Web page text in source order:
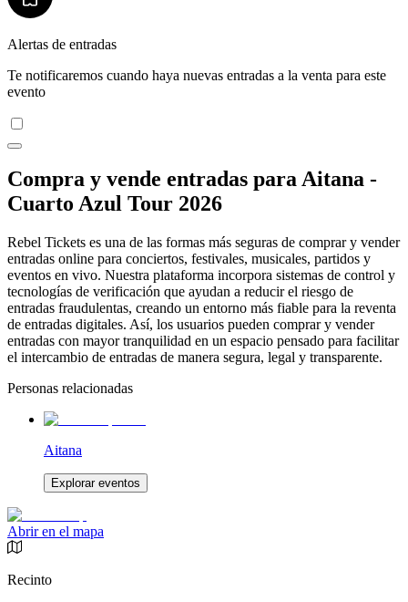
Alertas de entradas
Te notificaremos cuando haya nuevas entradas a la venta para este
evento
Compra y vende entradas para Aitana -
Cuarto Azul Tour 2026
Rebel Tickets es una de las formas más seguras de comprar y vender
entradas online para conciertos, festivales, musicales, partidos y
eventos en vivo. Nuestra plataforma incorpora sistemas de control y
tecnologías de verificación que ayudan a reducir el riesgo de
entradas fraudulentas, creando un entorno más fiable para la reventa
de entradas digitales. Así, los usuarios pueden comprar y vender
entradas con mayor tranquilidad en un espacio pensado para facilitar
el intercambio de entradas de manera segura, legal y transparente.
Personas relacionadas
Aitana
Explorar eventos
Abrir en el mapa
Recinto